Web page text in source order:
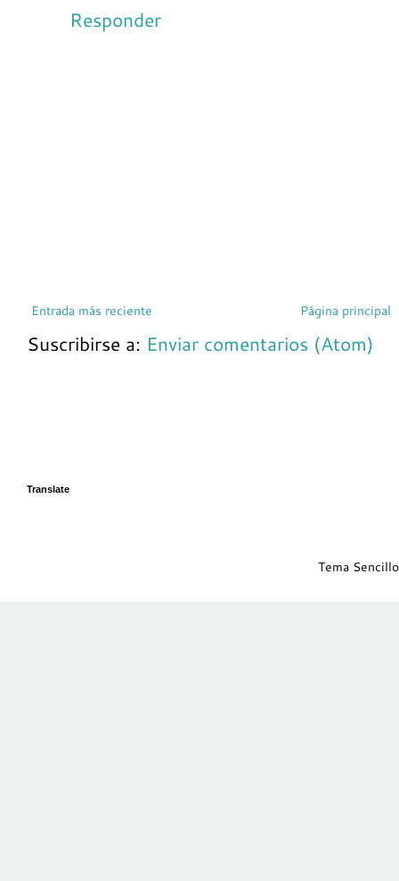
Responder
Entrada más reciente Página principal
Suscribirse a: Enviar comentarios (Atom)
Translate
Tema